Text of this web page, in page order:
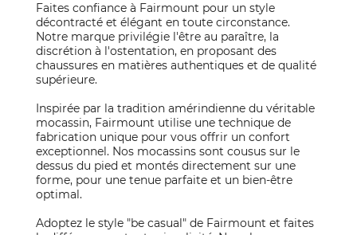
Faites confiance à Fairmount pour un style
décontracté et élégant en toute circonstance.
Notre marque privilégie l'être au paraître, la
discrétion à l'ostentation, en proposant des
chaussures en matières authentiques et de qualité
supérieure.
Inspirée par la tradition amérindienne du véritable
mocassin, Fairmount utilise une technique de
fabrication unique pour vous offrir un confort
exceptionnel. Nos mocassins sont cousus sur le
dessus du pied et montés directement sur une
forme, pour une tenue parfaite et un bien-être
optimal.
Adoptez le style "be casual" de Fairmount et faites